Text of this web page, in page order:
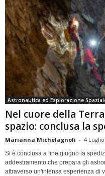
Astronautica ed Esplorazione
Nel cuore della
spazio: conclusa la
Marianna Michelagnoli - 4
Si è conclusa a fine giugno la
addestramento che prepara gli
attraverso un'intensa esperienza di